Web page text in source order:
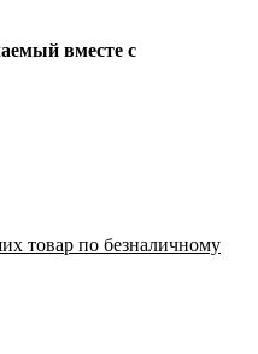
вместе с
товар по безналичному